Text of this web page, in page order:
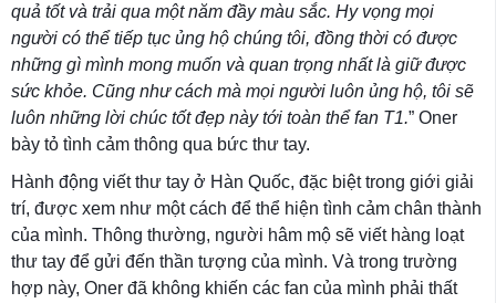
quả tốt và trải qua một năm đầy màu sắc. Hy vọng mọi
người có thể tiếp tục ủng hộ chúng tôi, đồng thời có được
những gì mình mong muốn và quan trọng nhất là giữ được
sức khỏe. Cũng như cách mà mọi người luôn ủng hộ, tôi sẽ
luôn những lời chúc tốt đẹp này tới toàn thể fan T1.” Oner
bày tỏ tình cảm thông qua bức thư tay.
Hành động viết thư tay ở Hàn Quốc, đặc biệt trong giới giải
trí, được xem như một cách để thể hiện tình cảm chân thành
của mình. Thông thường, người hâm mộ sẽ viết hàng loạt
thư tay để gửi đến thần tượng của mình. Và trong trường
hợp này, Oner đã không khiến các fan của mình phải thất